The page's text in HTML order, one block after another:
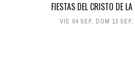
FIESTAS DEL CRISTO DE
VIE 04 SEP, DOM 13 SEP,